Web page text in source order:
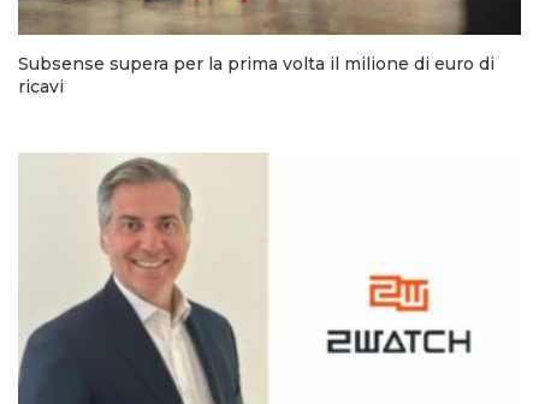
Subsense supera per la prima volta il milione di euro di
ricavi